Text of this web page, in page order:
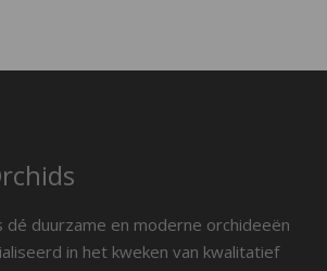
dé duurzame en moderne orchideeën
in het kweken van kwalitatief